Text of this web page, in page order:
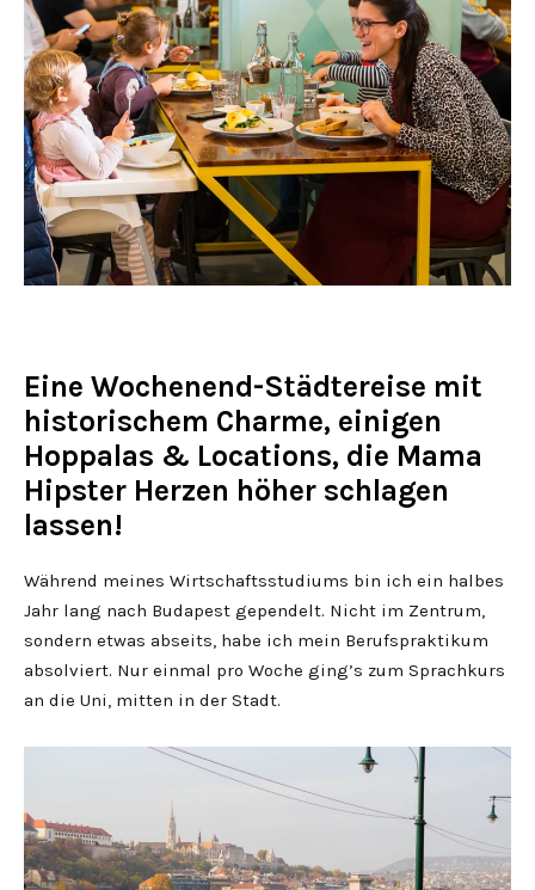
Eine Wochenend-Städtereise mit
historischem Charme, einigen
Hoppalas & Locations, die Mama
Hipster Herzen höher schlagen
lassen!
Während meines Wirtschaftsstudiums bin ich ein halbes
Jahr lang nach Budapest gependelt. Nicht im Zentrum,
sondern etwas abseits, habe ich mein Berufspraktikum
absolviert. Nur einmal pro Woche ging’s zum Sprachkurs
an die Uni, mitten in der Stadt.